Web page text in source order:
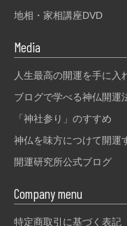
地相・家相講座DVD
Media
人生最高の開運を手に入
ブログで学べる神仏開運
「神社参り」のすすめ
神仏を味方につけて開運
開運研究所公式ブログ
Company menu
特定商取引に基づく表記